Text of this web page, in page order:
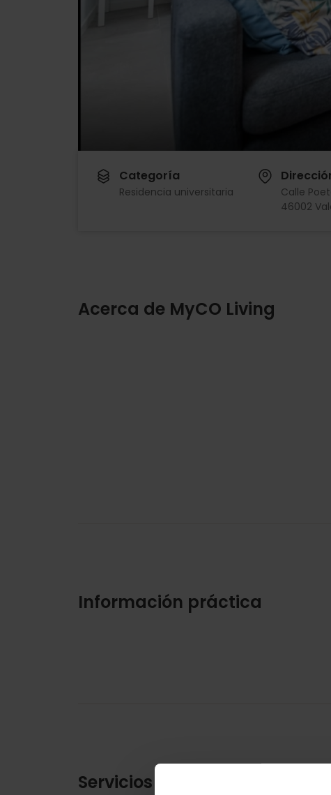
Categoría
Residencia universitaria
Calle
46002
Acerca de MyCO Living
Información práctica
Servicios